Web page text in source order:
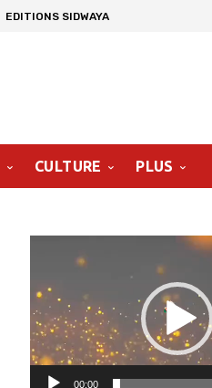
EDITIONS SIDWAYA
CULTURE PLUS
00:00